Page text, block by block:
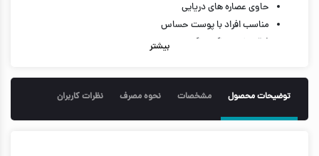
حاوی عصاره های دریایی
مناسب افراد با پوست حساس
فاقد الکل ، رنگ و نگهدارندهبیشتر
توضیحات محصول مشخصات نحوه مصرف نظرات کاربران